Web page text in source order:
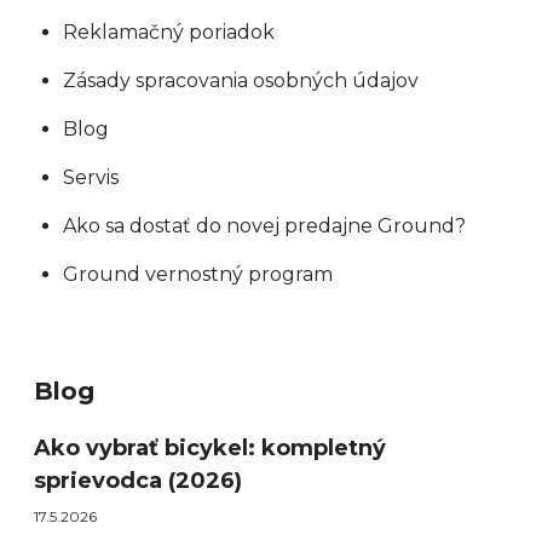
Reklamačný poriadok
Zásady spracovania osobných údajov
Blog
Servis
Ako sa dostať do novej predajne Ground?
Ground vernostný program
Blog
Ako vybrať bicykel: kompletný
sprievodca (2026)
17.5.2026